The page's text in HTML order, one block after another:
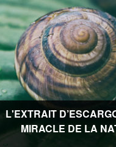
L'EXTRAIT
MIRACLE DE LA